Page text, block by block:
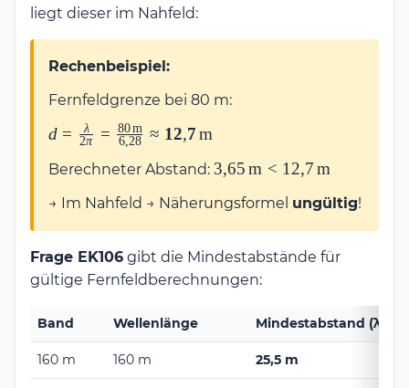
liegt dieser im Nahfeld:
Rechenbeispiel:
Fernfeldgrenze bei 80 m:
d = \frac{\lambda}{2\pi}
= \frac{80\,\text{m}}
{6{,}28} \approx
\mathbf{12{,}7\,\text{m}}
d = 2π
λ = 6,28
80m ≈ 12,7m
Berechneter Abstand: 3{,}65\,\text{m}
12{,}7\,\text{m}
3,65 m < 12,7m
→ Im Nahfeld → Näherungsformel ungültig!
Frage EK106 gibt die Mindestabstände für
gültige Fernfeldberechnungen:
Band Wellenlänge Mindestabstand (λ/2π)
160 m 160 m 25,5 m